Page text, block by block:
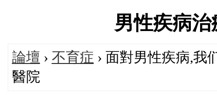
男性疾病
論壇 › 不育症 › 面對男性疾病,我
醫院